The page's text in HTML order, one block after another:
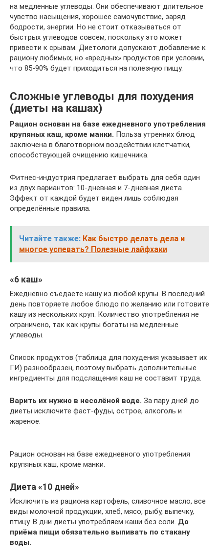
на медленные углеводы. Они обеспечивают длительное
чувство насыщения, хорошее самочувствие, заряд
бодрости, энергии. Но не стоит отказываться от
быстрых углеводов совсем, поскольку это может
привести к срывам. Диетологи допускают добавление к
рациону любимых, но «вредных» продуктов при условии,
что 85-90% будет приходиться на полезную пищу.
Сложные углеводы для похудения
(диеты на кашах)
Рацион основан на базе ежедневного употребления
крупяных каш, кроме манки. Польза утренних блюд
заключена в благотворном воздействии клетчатки,
способствующей очищению кишечника.
Фитнес-индустрия предлагает выбрать для себя один
из двух вариантов: 10-дневная и 7-дневная диета.
Эффект от каждой будет виден лишь соблюдая
определённые правила.
Читайте также: Как быстро делать дела и
многое успевать? Полезные лайфхаки
«6 каш»
Ежедневно съедаете кашу из любой крупы. В последний
день повторяете любое блюдо по желанию или готовите
кашу из нескольких круп. Количество употребления не
ограничено, так как крупы богаты на медленные
углеводы.
Список продуктов (таблица для похудения указывает их
ГИ) разнообразен, поэтому выбрать дополнительные
ингредиенты для подслащения каш не составит труда.
Варить их нужно в несолёной воде. За пару дней до
диеты исключите фаст-фуды, острое, алкоголь и
жареное.
Рацион основан на базе ежедневного употребления
крупяных каш, кроме манки.
Диета «10 дней»
Исключить из рациона картофель, сливочное масло, все
виды молочной продукции, хлеб, мясо, рыбу, выпечку,
птицу. В дни диеты употребляем каши без соли. До
приёма пищи обязательно выпивать по стакану
воды.